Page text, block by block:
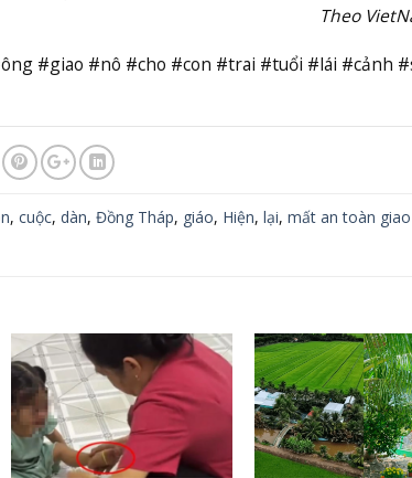
Theo
#giao #nô #cho #con #trai #tuổi #lái #cảnh
, cuộc, dàn, Đồng Tháp, giáo, Hiện, lại, mất an toàn